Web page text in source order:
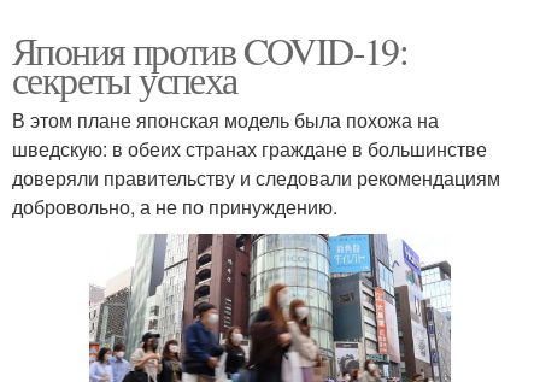
Япония против COVID-19:
секреты успеха
В этом плане японская модель была похожа на
шведскую: в обеих странах граждане в большинстве
доверяли правительству и следовали рекомендациям
добровольно, а не по принуждению.